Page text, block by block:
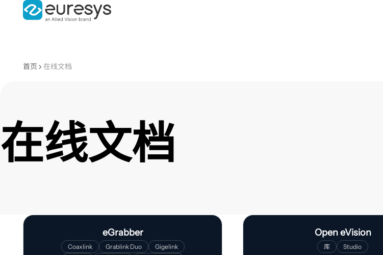
首页 在线文档
在线文档
eGrabber
Coaxlink Grablink Duo
Gigelink
Open eVision
库 Studio